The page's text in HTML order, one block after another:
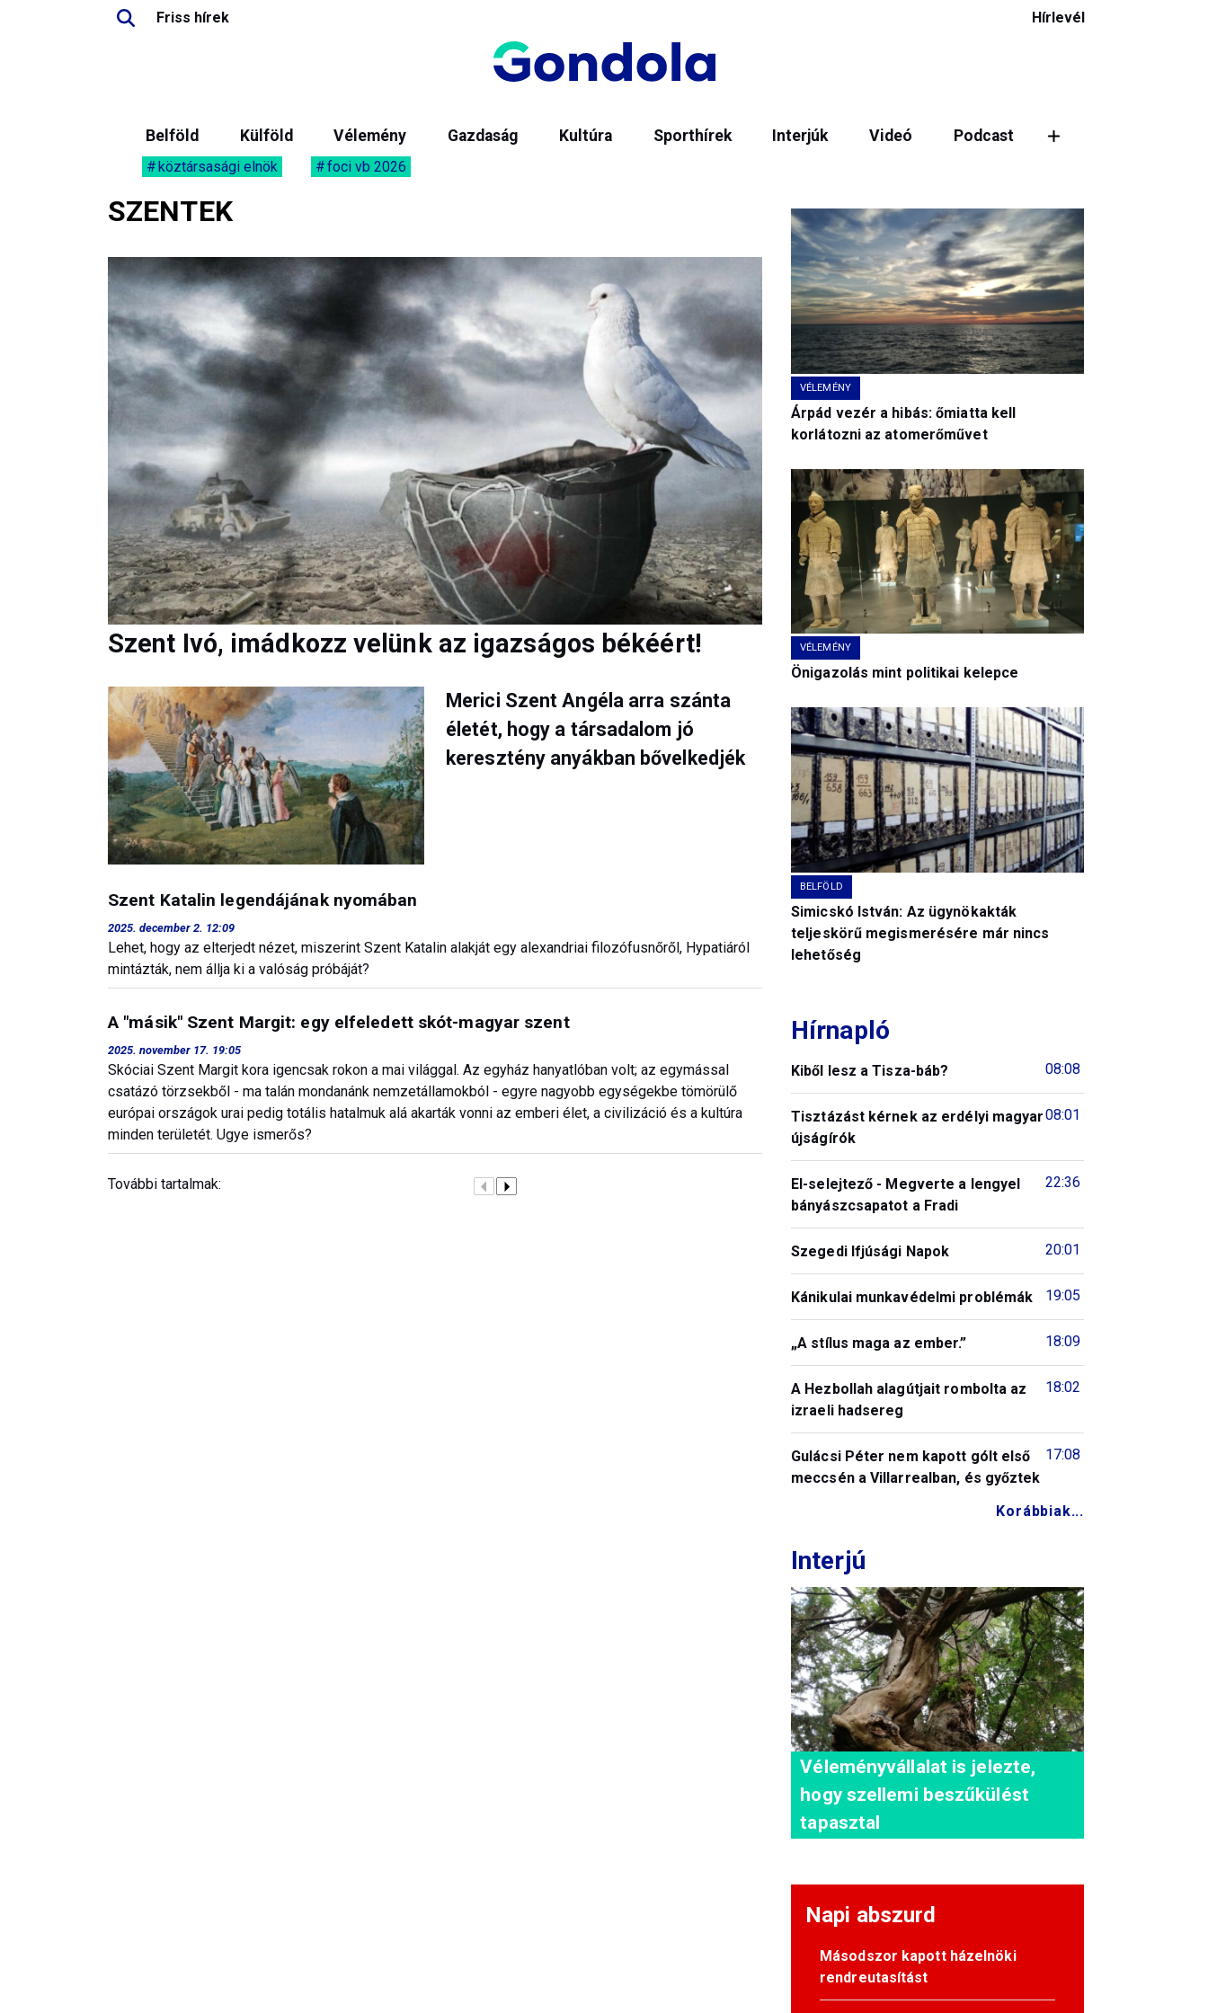
Friss hírek Hírlevél
Belföld Külföld Vélemény Gazdaság Kultúra Sporthírek Interjúk Videó Podcast
köztársasági elnök foci vb 2026
SZENTEK
Szent Ivó, imádkozz velünk az igazságos békéért!
Merici Szent Angéla arra szánta
életét, hogy a társadalom jó
keresztény anyákban bővelkedjék
Szent Katalin legendájának nyomában
2025. december 2. 12:09
Lehet, hogy az elterjedt nézet, miszerint Szent Katalin alakját egy alexandriai filozófusnőről, Hypatiáról
mintázták, nem állja ki a valóság próbáját?
A "másik" Szent Margit: egy elfeledett skót-magyar szent
2025. november 17. 19:05
Skóciai Szent Margit kora igencsak rokon a mai világgal. Az egyház hanyatlóban volt; az egymással
csatázó törzsekből - ma talán mondanánk nemzetállamokból - egyre nagyobb egységekbe tömörülő
európai országok urai pedig totális hatalmuk alá akarták vonni az emberi élet, a civilizáció és a kultúra
minden területét. Ugye ismerős?
További tartalmak:
VÉLEMÉNY
Árpád vezér a hibás: őmiatta kell
korlátozni az atomerőművet
VÉLEMÉNY
Önigazolás mint politikai kelepce
BELFÖLD
Simicskó István: Az ügynökakták
teljeskörű megismerésére már nincs
lehetőség
Hírnapló
08:08
Kiből lesz a Tisza-báb?
08:01
Tisztázást kérnek az erdélyi magyar
újságírók
22:36
El-selejtező - Megverte a lengyel
bányászcsapatot a Fradi
20:01
Szegedi Ifjúsági Napok
19:05
Kánikulai munkavédelmi problémák
18:09
„A stílus maga az ember.”
18:02
A Hezbollah alagútjait rombolta az
izraeli hadsereg
17:08
Gulácsi Péter nem kapott gólt első
meccsén a Villarrealban, és győztek
Korábbiak...
Interjú
Véleményvállalat is jelezte,
hogy szellemi beszűkülést
tapasztal
Napi abszurd
Másodszor kapott házelnöki
rendreutasítást